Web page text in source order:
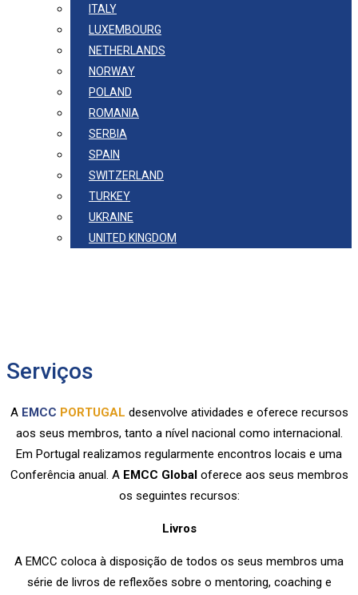
ITALY
LUXEMBOURG
NETHERLANDS
NORWAY
POLAND
ROMANIA
SERBIA
SPAIN
SWITZERLAND
TURKEY
UKRAINE
UNITED KINGDOM
Serviços
A EMCC PORTUGAL desenvolve atividades e oferece recursos
aos seus membros, tanto a nível nacional como internacional.
Em Portugal realizamos regularmente encontros locais e uma
Conferência anual. A EMCC Global oferece aos seus membros
os seguintes recursos:
Livros
A EMCC coloca à disposição de todos os seus membros uma
série de livros de reflexões sobre o mentoring, coaching e